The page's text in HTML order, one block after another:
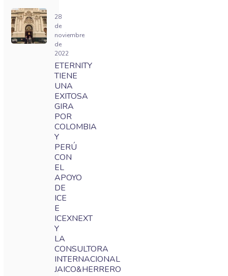
28
de
noviembre
de
2022
ETERNITY
TIENE
UNA
EXITOSA
GIRA
POR
COLOMBIA
Y
PERÚ
CON
EL
APOYO
DE
ICE
E
ICEXNEXT
Y
LA
CONSULTORA
INTERNACIONAL
JAICO&HERRERO